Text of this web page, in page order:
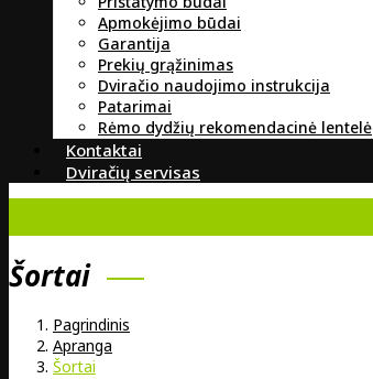
Apmokėjimo būdai
Garantija
Prekių grąžinimas
Dviračio naudojimo instrukcija
Patarimai
Rėmo dydžių rekomendacinė lentelė
Kontaktai
Dviračių servisas
Šortai
Pagrindinis
Apranga
Šortai